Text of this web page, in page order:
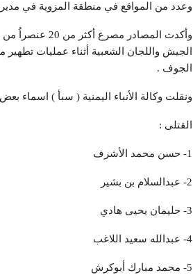
وعدد من المواقع في منطقة المزوية في
وأكدت
الجيش واللجان الشعبية أثناء عمليات
الجوف .
ونقلت وكالة الأنباء اليمنية ( سبأ ) اسماء
القتلى :
1- حسن محمد الأشرف
2- عبدالسلام بن بشير
3- حليمان يحيى هادي
4- عبدالله سعيد اللاغب
5- محمد مبارك أبوكرش